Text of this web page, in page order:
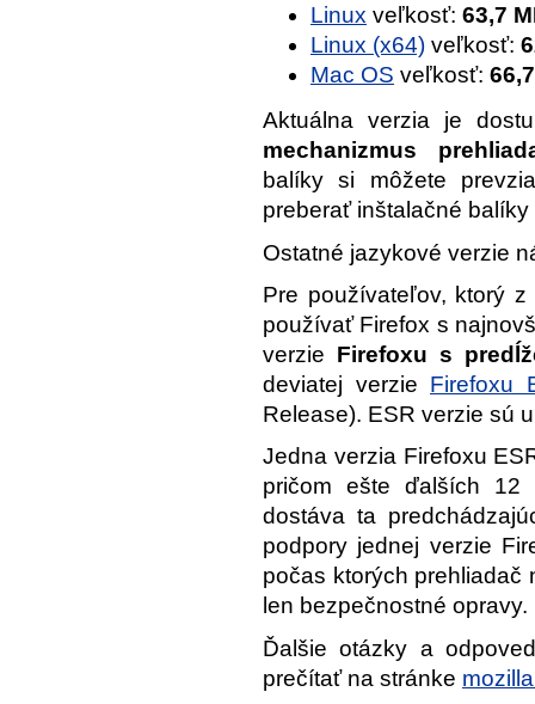
Linux veľkosť: 63,7
Linux (x64) veľkosť:
Mac OS veľkosť:
Aktuálna verzia je
mechanizmus
balíky si môžete
preberať inštalačné
Ostatné jazykové verzie
Pre používateľov, ktorý
používať Firefox s
verzie Firefoxu s
deviatej verzie Firefoxu
Release). ESR verzie sú
Jedna verzia Firefoxu
pričom ešte ďalších 12
dostáva ta
podpory jednej verzie
počas ktorých prehliadač
len bezpečnostné opravy.
Ďalšie otázky a
prečítať na stránke